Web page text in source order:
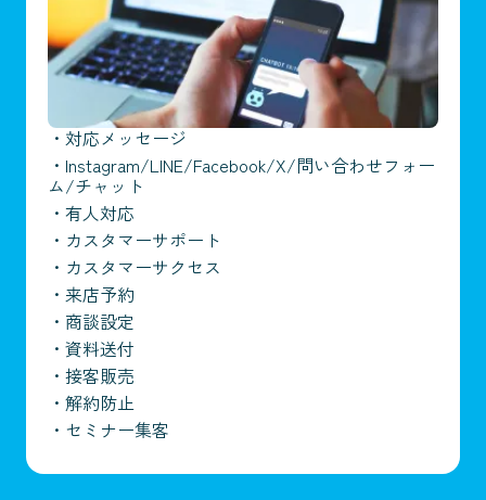
・ 対応メッセージ
・ Instagram/LINE/Facebook/X/問い合わせフォー
ム/チャット
・ 有人対応
・ カスタマーサポート
・ カスタマーサクセス
・ 来店予約
・ 商談設定
・ 資料送付
・ 接客販売
・ 解約防止
・ セミナー集客